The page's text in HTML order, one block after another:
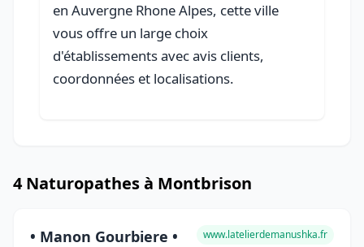
en Auvergne Rhone Alpes, cette ville
vous offre un large choix
d'établissements avec avis clients,
coordonnées et localisations.
4 Naturopathes à Montbrison
• Manon Gourbiere •
www.latelierdemanushka.fr